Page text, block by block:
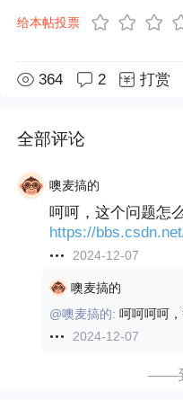
给本帖投票
364 2 打赏
全部评论
噢麦搞的
呵呵，这个问题怎
https://
2024-12-07
噢麦搞的
@噢麦搞的:呵呵呵呵
2024-12-07
——